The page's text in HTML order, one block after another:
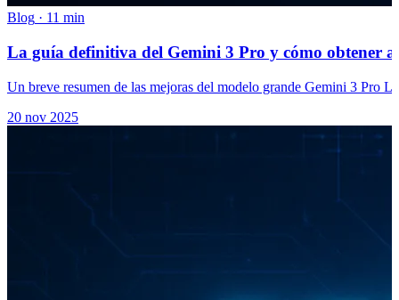
Blog · 11 min
La guía definitiva del Gemini 3 Pro y cómo obtener
Un breve resumen de las mejoras del modelo grande Gemini 3 Pro
20 nov 2025